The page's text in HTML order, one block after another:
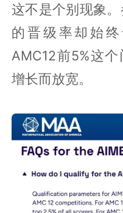
这不是个别现象
的晋级率却始终
AMC12前5%这
增长而放宽。